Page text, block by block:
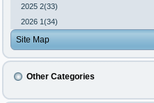
2025 2(33)
2026 1(34)
Site Map
Other Categories